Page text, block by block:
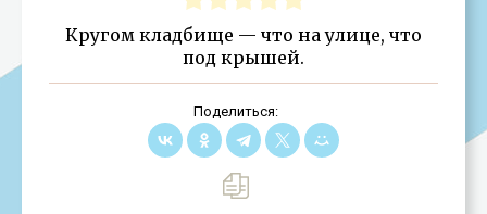
Кругом кладбище — что на улице, что
под крышей.
Поделиться: